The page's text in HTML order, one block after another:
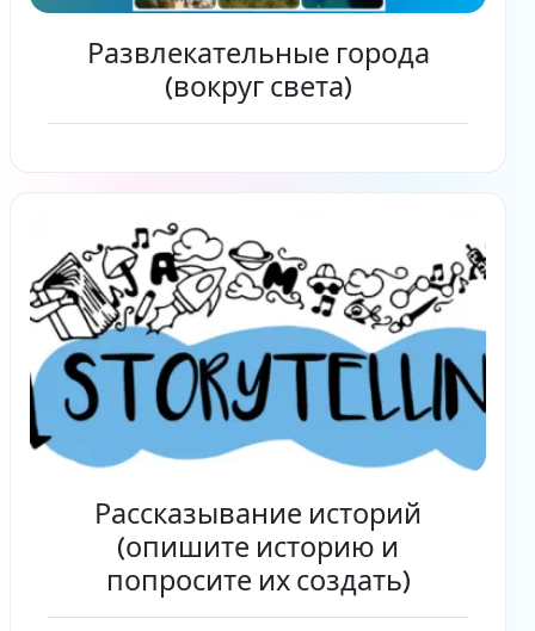
Развлекательные города
(вокруг света)
Рассказывание историй
(опишите историю и
попросите их создать)